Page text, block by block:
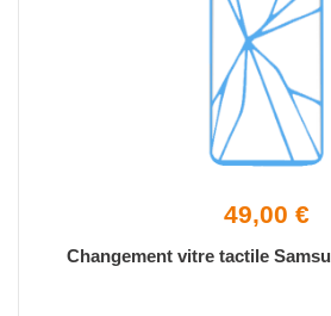
49,00 €
Changement vitre tactile